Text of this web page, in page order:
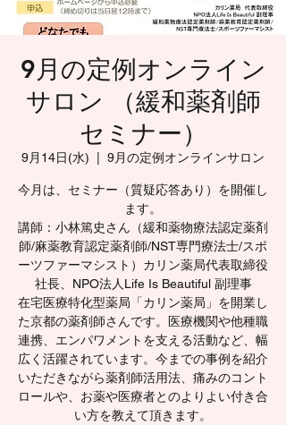
9月の定例オンライン
サロン （緩和薬剤師
セミナー）
9月14日(水) 9月の定例オンラインサロン
今月は、セミナー（質疑応答あり）を開催し
ます。
講師：小林篤史さん（緩和薬物療法認定薬剤
師/麻薬教育認定薬剤師/NST専門療法士/スポ
ーツファーマシスト）カリン薬局代表取締役
社長、NPO法人Life Is Beautiful 副理事
在宅医療特化型薬局「カリン薬局」を開業し
た京都の薬剤師さんです。医療機関や他種職
連携、エンパワメントを支える活動など、幅
広く活躍されています。今までの事例を紹介
いただきながら薬剤師活用法、痛みのコント
ロールや、お薬や医療者とのよりよい付き合
い方を教えて頂きます。